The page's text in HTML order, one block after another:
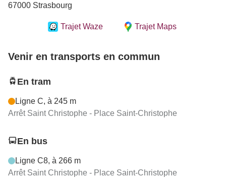
67000 Strasbourg
Trajet Waze Trajet Maps
Venir en transports en commun
En tram
Ligne C, à 245 m
Arrêt Saint Christophe - Place Saint-Christophe
En bus
Ligne C8, à 266 m
Arrêt Saint Christophe - Place Saint-Christophe